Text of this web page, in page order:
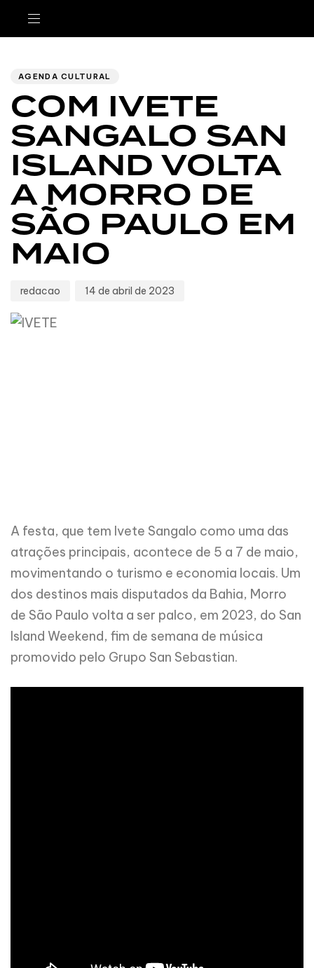
AGENDA CULTURAL
COM IVETE
SANGALO SAN
ISLAND VOLTA
A MORRO DE
SÃO PAULO EM
MAIO
redacao 14 de abril de 2023
A festa, que tem Ivete Sangalo como uma das
atrações principais, acontece de 5 a 7 de maio,
movimentando o turismo e economia locais. Um
dos destinos mais disputados da Bahia, Morro
de São Paulo volta a ser palco, em 2023, do San
Island Weekend, fim de semana de música
promovido pelo Grupo San Sebastian.